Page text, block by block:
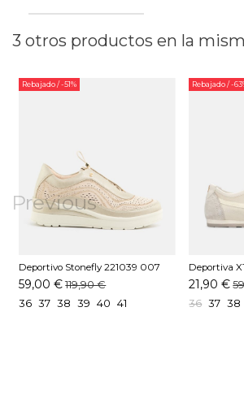
3 otros productos en la
Previous
Rebajado/ -51%
Deportivo Stonefly 221039 007
Beige
59,00 € 119,90 €
36 37 38 39 40 41
Rebajado/ -
Deportiva
21,90 €
36 37 38